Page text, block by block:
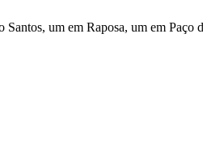
um em Raposa, um em Paço